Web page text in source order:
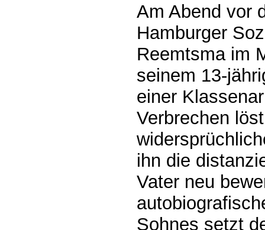
Am Abend vor
Hamburger
Reemtsma im
seinem 13-
einer
Verbrechen
ihn die
Vater neu
Sohnes setzt